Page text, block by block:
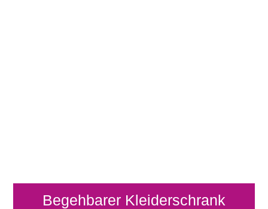
Begehbarer Kleiderschrank